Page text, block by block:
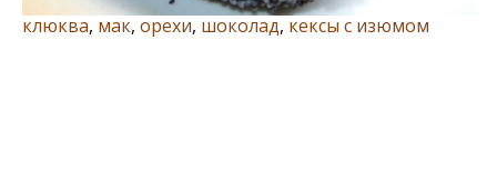
клюква, мак, орехи, шоколад, кексы с изюмом